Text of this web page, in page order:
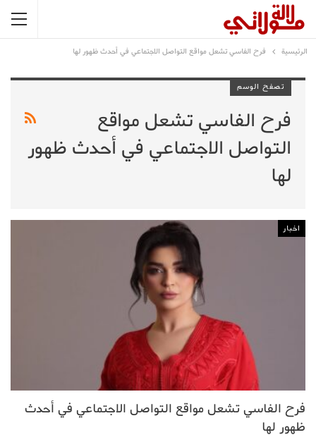
الرئيسية فرح الفاسي تشعل مواقع التواصل الاجتماعي في أحدث ظهور لها
تصفح الوسم
فرح الفاسي تشعل مواقع
التواصل الاجتماعي في أحدث ظهور
لها
اخبار
فرح الفاسي تشعل مواقع التواصل الاجتماعي في أحدث
ظهور لها